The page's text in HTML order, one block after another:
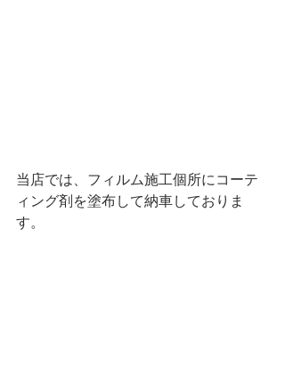
当店では、フィルム施工個所にコーテ
ィング剤を塗布して納車しておりま
す。